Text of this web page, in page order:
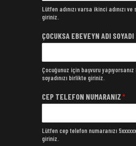
Lütfen adınızı varsa ikinci adınızı ve
giriniz.
ÇOCUKSA EBEVEYN ADI SOYADI
Çocuğunuz için başvuru yapıyorsanız
soyadınızı birlikte giriniz.
CEP TELEFON NUMARANIZ *
Lütfen cep telefon numaranızı
giriniz.